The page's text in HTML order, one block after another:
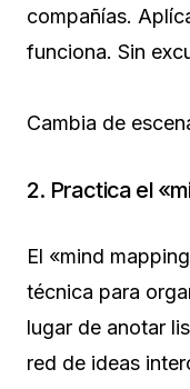
compañías.
funciona. Sin
Cambia de
2. Practica el
El «mind
técnica para
lugar de anotar
red de ideas